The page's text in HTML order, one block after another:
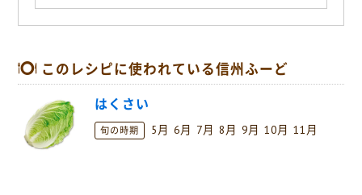
このレシピに使われている信州ふーど
はくさい
旬の時期 5月 6月 7月 8月 9月 10月 11月